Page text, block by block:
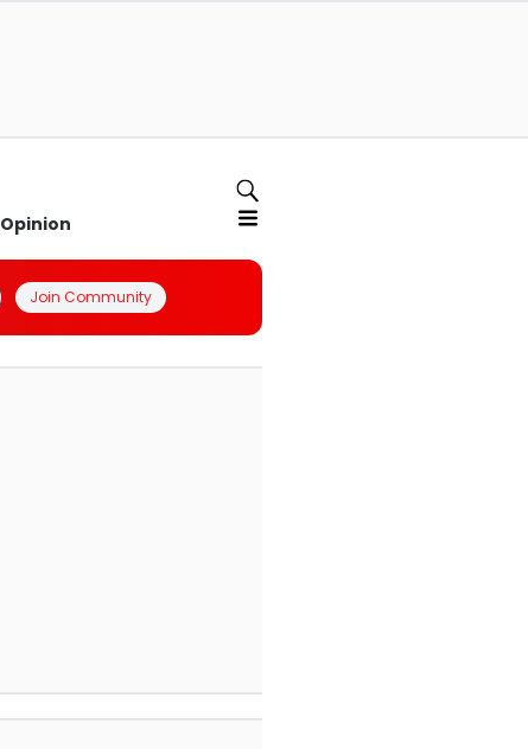
Opinion
Join Community